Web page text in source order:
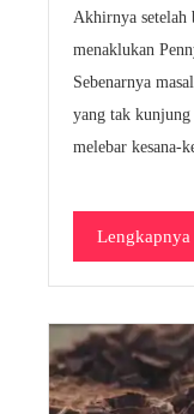
Akhirnya setelah
menaklukan
Sebenarnya
yang tak kunjung
melebar kesana-
Lengkapnya